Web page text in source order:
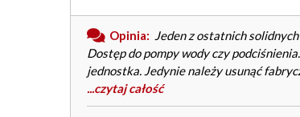
Opinia: Jeden z ostatnich
Dostęp do pompy wody czy
jednostka. Jedynie należy usunąć
...czytaj całość